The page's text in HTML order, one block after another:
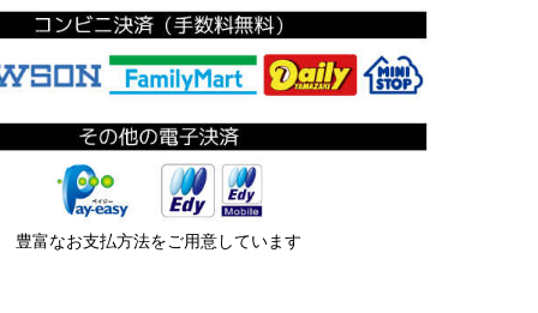
豊富なお支払方法をご用意しています